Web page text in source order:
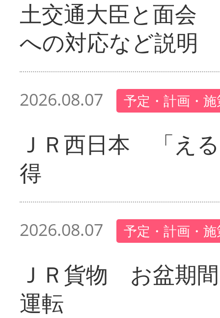
土交通大臣と面会
への対応など説明
2026.08.07 予定・計画・
ＪＲ西日本 「え
得
2026.08.07 予定・計画・
ＪＲ貨物 お盆期
運転